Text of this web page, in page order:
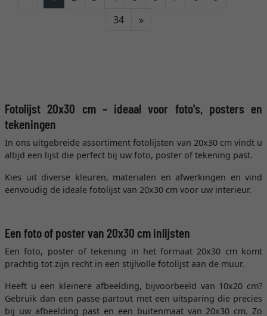
34 »Verder
Fotolijst 20x30 cm – ideaal voor foto's, posters en
tekeningen
In ons uitgebreide assortiment fotolijsten van 20x30 cm vindt u
altijd een lijst die perfect bij uw foto, poster of tekening past.
Kies uit diverse kleuren, materialen en afwerkingen en vind
eenvoudig de ideale fotolijst van 20x30 cm voor uw interieur.
Een foto of poster van 20x30 cm inlijsten
Een foto, poster of tekening in het formaat 20x30 cm komt
prachtig tot zijn recht in een stijlvolle fotolijst aan de muur.
Heeft u een kleinere afbeelding, bijvoorbeeld van 10x20 cm?
Gebruik dan een passe-partout met een uitsparing die precies
bij uw afbeelding past en een buitenmaat van 20x30 cm. Zo